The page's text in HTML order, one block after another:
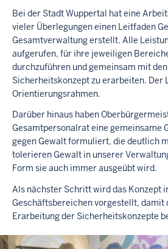
i
c
h
e
r
i
m
D
i
e
n
s
t
b
e
i
Bei der Stadt Wuppertal hat eine
vieler Überlegungen einen Leitfaden
Gesamtverwaltung erstellt. Alle
aufgerufen, für ihre jeweiligen
durchzuführen und gemeinsam mit
Sicherheitskonzept zu erarbeiten. Der
Orientierungsrahmen.
Darüber hinaus haben
Gesamtpersonalrat eine gemeinsame
gegen Gewalt formuliert, die deutlich
tolerieren Gewalt in unserer
Form sie auch immer ausgeübt wird.
Als nächster Schritt wird das Konzept
Geschäftsbereichen vorgestellt, damit
Erarbeitung der Sicherheitskonzepte